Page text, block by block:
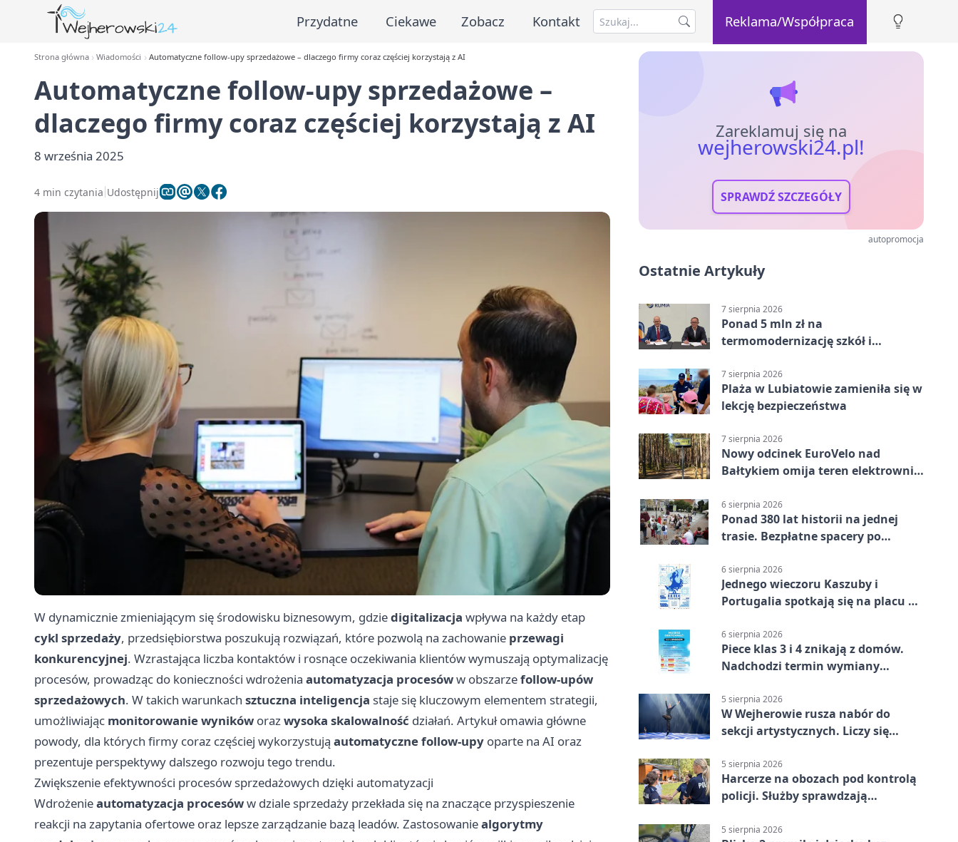
Przydatne Ciekawe Zobacz Kontakt Reklama/Współpraca
Strona główna Wiadomości Automatyczne follow-upy sprzedażowe – dlaczego firmy coraz częściej korzystają z AI
Automatyczne follow-upy sprzedażowe –
dlaczego firmy coraz częściej korzystają z AI
8 września 2025
4 min czytania Udostępnij
W dynamicznie zmieniającym się środowisku biznesowym, gdziedigitalizacja wpływa na każdy etap
cykl sprzedaży, przedsiębiorstwa poszukują rozwiązań, które pozwolą na zachowanie przewagi
konkurencyjnej. Wzrastająca liczba kontaktów i rosnące oczekiwania klientów wymuszają optymalizację
procesów, prowadząc do konieczności wdrożenia automatyzacja procesóww obszarzefollow-upów
sprzedażowych. W takich warunkach sztuczna inteligencja staje się kluczowym elementem strategii,
umożliwiając monitorowanie wyników oraz wysoka skalowalność działań. Artykuł omawia główne
powody, dla których firmy coraz częściej wykorzystują automatyczne follow-upy oparte na AI oraz
prezentuje perspektywy dalszego rozwoju tego trendu.
Zwiększenie efektywności procesów sprzedażowych dzięki automatyzacji
Wdrożenieautomatyzacja procesóww dziale sprzedaży przekłada się na znaczące przyspieszenie
reakcji na zapytania ofertowe oraz lepsze zarządzanie bazą leadów. Zastosowaniealgorytmy
Zareklamuj się na
wejherowski24.pl!
SPRAWDŹ SZCZEGÓŁY
autopromocja
Ostatnie Artykuły
7 sierpnia 2026
Ponad 5 mln zł na
termomodernizację szkół i
7 sierpnia 2026
Plaża w Lubiatowie zamieniła się w
lekcję bezpieczeństwa
7 sierpnia 2026
Nowy odcinek EuroVelo nad
Bałtykiem omija teren elektrowni
6 sierpnia 2026
Ponad 380 lat historii na jednej
trasie. Bezpłatne spacery po
6 sierpnia 2026
Jednego wieczoru Kaszuby i
Portugalia spotkają się na placu w
6 sierpnia 2026
Piece klas 3 i 4 znikają z domów.
Nadchodzi termin wymiany
5 sierpnia 2026
W Wejherowie rusza nabór do
sekcji artystycznych. Liczy się
5 sierpnia 2026
Harcerze na obozach pod kontrolą
policji. Służby sprawdzają
5 sierpnia 2026